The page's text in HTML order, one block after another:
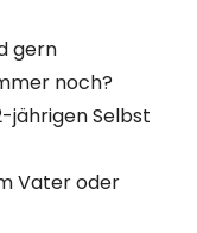
gern
noch?
jährigen Selbst
Vater oder